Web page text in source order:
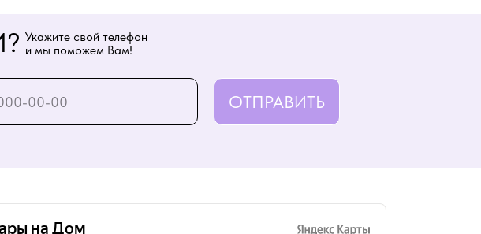
ОТПРАВИТЬ
Укажите свой телефон
и мы поможем Вам!